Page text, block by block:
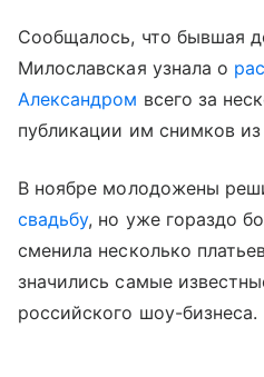
Сообщалось, что бывшая
Милославская узнала о
Александром всего за
публикации им снимков из
В ноябре молодожены
свадьбу, но уже гораздо
сменила несколько
значились самые
российского шоу-бизнеса.